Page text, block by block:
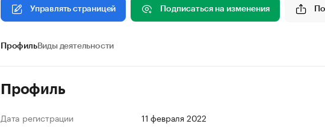
Управлять страницей Подписаться на изменения
ПрофильВиды деятельности
Профиль
Дата регистрации
11 февраля 2022